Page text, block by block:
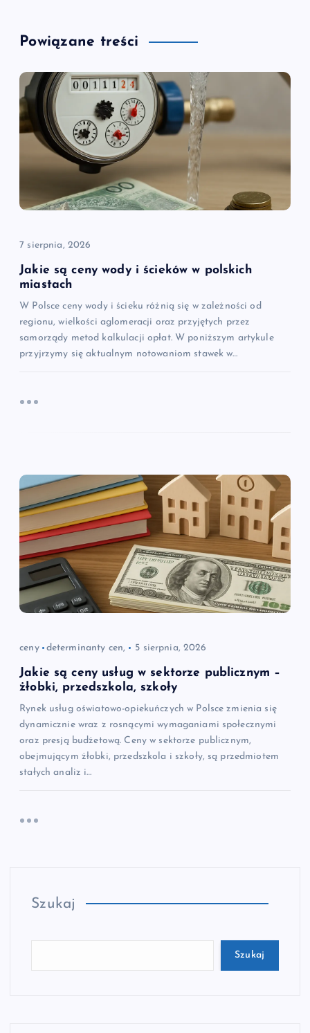
Powiązane treści
7 sierpnia, 2026
Jakie są ceny wody i ścieków w polskich
miastach
W Polsce ceny wody i ścieku różnią się w zależności od
regionu, wielkości aglomeracji oraz przyjętych przez
samorządy metod kalkulacji opłat. W poniższym artykule
przyjrzymy się aktualnym notowaniom stawek w…
ceny determinanty cen, 5 sierpnia, 2026
Jakie są ceny usług w sektorze publicznym –
żłobki, przedszkola, szkoły
Rynek usług oświatowo-opiekuńczych w Polsce zmienia się
dynamicznie wraz z rosnącymi wymaganiami społecznymi
oraz presją budżetową. Ceny w sektorze publicznym,
obejmującym żłobki, przedszkola i szkoły, są przedmiotem
stałych analiz i…
Szukaj
Szukaj